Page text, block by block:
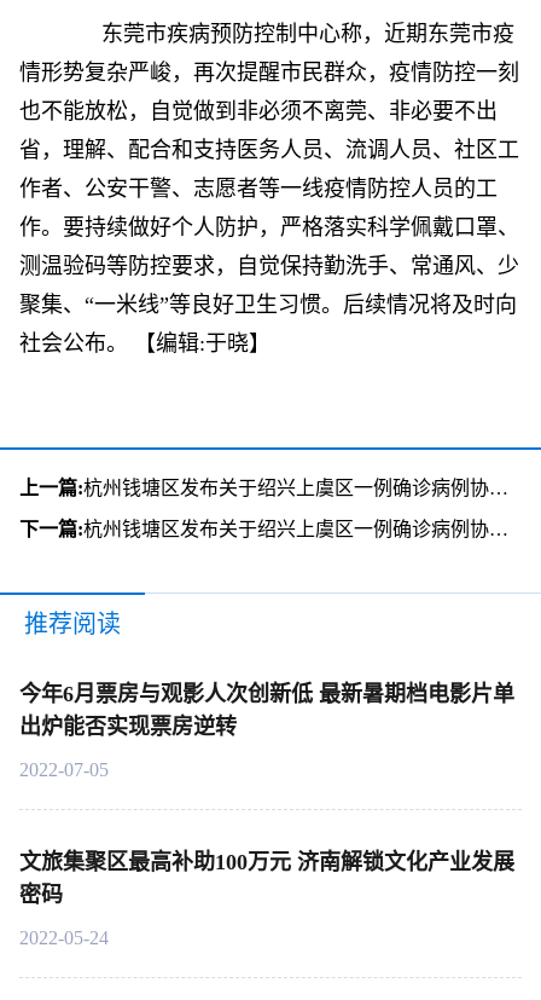
东莞市疾病预防控制中心称，近期东莞市疫
情形势复杂严峻，再次提醒市民群众，疫情防控一刻
也不能放松，自觉做到非必须不离莞、非必要不出
省，理解、配合和支持医务人员、流调人员、社区工
作者、公安干警、志愿者等一线疫情防控人员的工
作。要持续做好个人防护，严格落实科学佩戴口罩、
测温验码等防控要求，自觉保持勤洗手、常通风、少
聚集、“一米线”等良好卫生习惯。后续情况将及时向
社会公布。
【编辑:于晓】
上一篇:
杭州钱塘区发布关于绍兴上虞区一例确诊病例协查通告
下一篇:
杭州钱塘区发布关于绍兴上虞区一例确诊病例协查通告
推荐阅读
今年6月票房与观影人次创新低 最新暑期档电影片单
出炉能否实现票房逆转
2022-07-05
文旅集聚区最高补助100万元 济南解锁文化产业发展
密码
2022-05-24